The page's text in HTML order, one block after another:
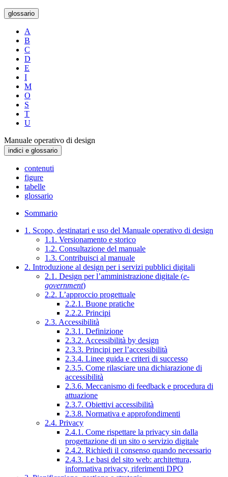
glossario
A
B
C
D
E
I
M
O
S
T
U
Manuale operativo di design
indici e glossario
contenuti
figure
tabelle
glossario
Sommario
1. Scopo, destinatari e uso del Manuale operativo di design
1.1. Versionamento e storico
1.2. Consultazione del manuale
1.3. Contribuisci al manuale
2. Introduzione al design per i servizi pubblici digitali
2.1. Design per l’amministrazione digitale (e-
government)
2.2. L’approccio progettuale
2.2.1. Buone pratiche
2.2.2. Principi
2.3. Accessibilità
2.3.1. Definizione
2.3.2. Accessibilità by design
2.3.3. Principi per l’accessibilità
2.3.4. Linee guida e criteri di successo
2.3.5. Come rilasciare una dichiarazione di
accessibilità
2.3.6. Meccanismo di feedback e procedura di
attuazione
2.3.7. Obiettivi accessibilità
2.3.8. Normativa e approfondimenti
2.4. Privacy
2.4.1. Come rispettare la privacy sin dalla
progettazione di un sito o servizio digitale
2.4.2. Richiedi il consenso quando necessario
2.4.3. Le basi del sito web: architettura,
informativa privacy, riferimenti DPO